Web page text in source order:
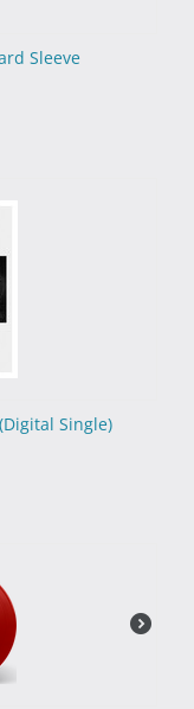
Sleeve
Single)